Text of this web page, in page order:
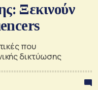
Ξεκινούν
που
δικτύωσης